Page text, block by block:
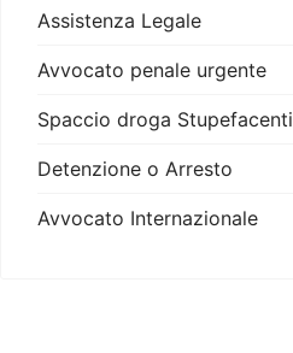
Assistenza Legale
Avvocato penale urgente
Spaccio droga Stupefacenti
Detenzione o Arresto
Avvocato Internazionale